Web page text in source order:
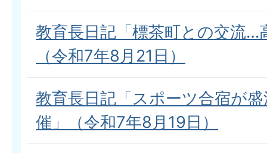
教育長日記「標茶町との交流…
（令和7年8月21日）
教育長日記「スポーツ合宿が
催」（令和7年8月19日）